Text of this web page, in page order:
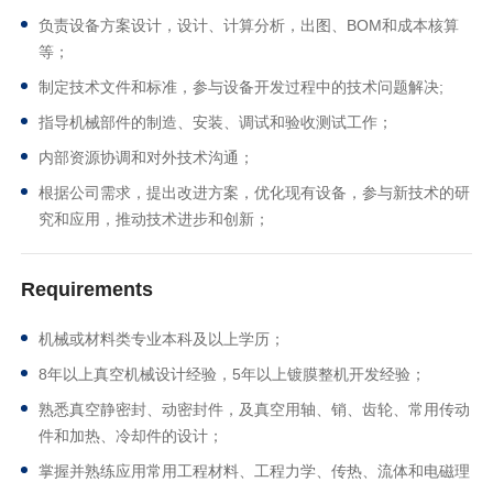
负责设备方案设计，设计、计算分析，出图、BOM和成本核算
等；
制定技术文件和标准，参与设备开发过程中的技术问题解决;
指导机械部件的制造、安装、调试和验收测试工作；
内部资源协调和对外技术沟通；
根据公司需求，提出改进方案，优化现有设备，参与新技术的研
究和应用，推动技术进步和创新；
Requirements
机械或材料类专业本科及以上学历；
8年以上真空机械设计经验，5年以上镀膜整机开发经验；
熟悉真空静密封、动密封件，及真空用轴、销、齿轮、常用传动
件和加热、冷却件的设计；
掌握并熟练应用常用工程材料、工程力学、传热、流体和电磁理